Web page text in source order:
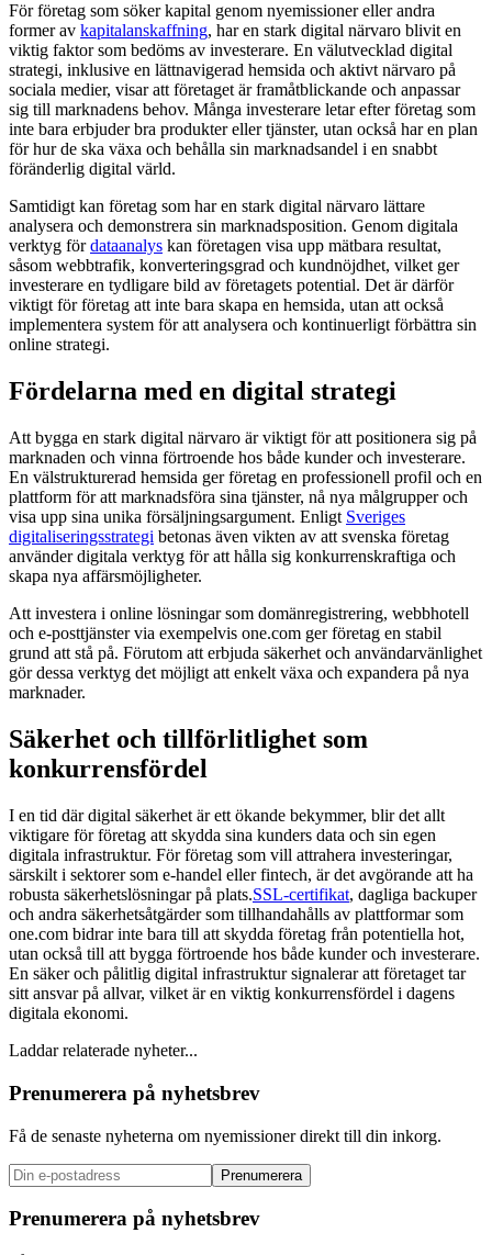
För företag som söker kapital genom nyemissioner eller andra
former av kapitalanskaffning, har en stark digital närvaro blivit en
viktig faktor som bedöms av investerare. En välutvecklad digital
strategi, inklusive en lättnavigerad hemsida och aktivt närvaro på
sociala medier, visar att företaget är framåtblickande och anpassar
sig till marknadens behov. Många investerare letar efter företag som
inte bara erbjuder bra produkter eller tjänster, utan också har en plan
för hur de ska växa och behålla sin marknadsandel i en snabbt
föränderlig digital värld.
Samtidigt kan företag som har en stark digital närvaro lättare
analysera och demonstrera sin marknadsposition. Genom digitala
verktyg fördataanalys kan företagen visa upp mätbara resultat,
såsom webbtrafik, konverteringsgrad och kundnöjdhet, vilket ger
investerare en tydligare bild av företagets potential. Det är därför
viktigt för företag att inte bara skapa en hemsida, utan att också
implementera system för att analysera och kontinuerligt förbättra sin
online strategi.
Fördelarna med en digital strategi
Att bygga en stark digital närvaro är viktigt för att positionera sig på
marknaden och vinna förtroende hos både kunder och investerare.
En välstrukturerad hemsida ger företag en professionell profil och en
plattform för att marknadsföra sina tjänster, nå nya målgrupper och
visa upp sina unika försäljningsargument. Enligt Sveriges
digitaliseringsstrategi betonas även vikten av att svenska företag
använder digitala verktyg för att hålla sig konkurrenskraftiga och
skapa nya affärsmöjligheter.
Att investera i online lösningar som domänregistrering, webbhotell
och e-posttjänster via exempelvis one.com ger företag en stabil
grund att stå på. Förutom att erbjuda säkerhet och användarvänlighet
gör dessa verktyg det möjligt att enkelt växa och expandera på nya
marknader.
Säkerhet och tillförlitlighet som
konkurrensfördel
I en tid där digital säkerhet är ett ökande bekymmer, blir det allt
viktigare för företag att skydda sina kunders data och sin egen
digitala infrastruktur. För företag som vill attrahera investeringar,
särskilt i sektorer som e-handel eller fintech, är det avgörande att ha
robusta säkerhetslösningar på plats.SSL-certifikat, dagliga backuper
och andra säkerhetsåtgärder som tillhandahålls av plattformar som
one.com bidrar inte bara till att skydda företag från potentiella hot,
utan också till att bygga förtroende hos både kunder och investerare.
En säker och pålitlig digital infrastruktur signalerar att företaget tar
sitt ansvar på allvar, vilket är en viktig konkurrensfördel i dagens
digitala ekonomi.
Laddar relaterade nyheter...
Prenumerera på nyhetsbrev
Få de senaste nyheterna om nyemissioner direkt till din inkorg.
Prenumerera
Prenumerera på nyhetsbrev